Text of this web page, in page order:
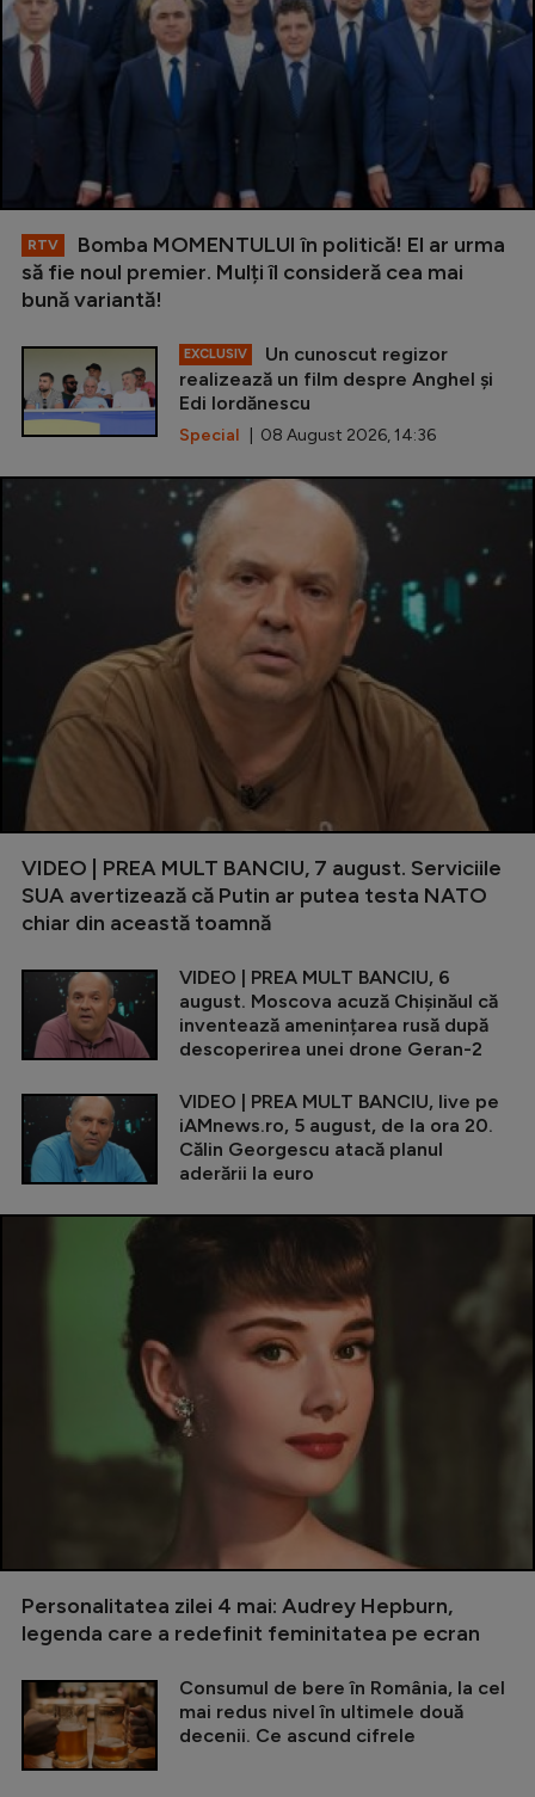
RTV
Bomba MOMENTULUI în politică! El ar urma
să fie noul premier. Mulți îl consideră cea mai
bună variantă!
EXCLUSIV
Un cunoscut regizor
realizează un film despre Anghel și
Edi Iordănescu
Special | 08 August 2026, 14:36
VIDEO | PREA MULT BANCIU, 7 august. Serviciile
SUA avertizează că Putin ar putea testa NATO
chiar din această toamnă
VIDEO | PREA MULT BANCIU, 6
august. Moscova acuză Chișinăul că
inventează amenințarea rusă după
descoperirea unei drone Geran-2
VIDEO | PREA MULT BANCIU, live pe
iAMnews.ro, 5 august, de la ora 20.
Călin Georgescu atacă planul
aderării la euro
Personalitatea zilei 4 mai: Audrey Hepburn,
legenda care a redefinit feminitatea pe ecran
Consumul de bere în România, la cel
mai redus nivel în ultimele două
decenii. Ce ascund cifrele